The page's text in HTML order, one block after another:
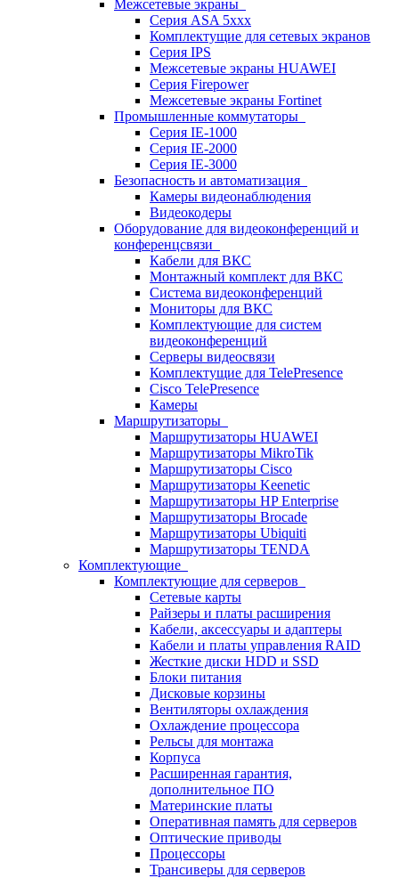
Межсетевые экраны
Серия ASA 5xxx
Комплектущие для сетевых экранов
Серия IPS
Межсетевые экраны HUAWEI
Серия Firepower
Межсетевые экраны Fortinet
Промышленные коммутаторы
Серия IE-1000
Серия IE-2000
Серия IE-3000
Безопасность и автоматизация
Камеры видеонаблюдения
Видеокодеры
Оборудование для видеоконференций и
конференцсвязи
Кабели для ВКС
Монтажный комплект для ВКС
Система видеоконференций
Мониторы для ВКС
Комплектующие для систем
видеоконференций
Серверы видеосвязи
Комплектущие для TelePresence
Cisco TelePresence
Камеры
Маршрутизаторы
Маршрутизаторы HUAWEI
Маршрутизаторы MikroTik
Маршрутизаторы Cisco
Маршрутизаторы Keenetic
Маршрутизаторы HP Enterprise
Маршрутизаторы Brocade
Маршрутизаторы Ubiquiti
Маршрутизаторы TENDA
Комплектующие
Комплектующие для серверов
Сетевые карты
Райзеры и платы расширения
Кабели, аксессуары и адаптеры
Кабели и платы управления RAID
Жесткие диски HDD и SSD
Блоки питания
Дисковые корзины
Вентиляторы охлаждения
Охлаждение процессора
Рельсы для монтажа
Корпуса
Расширенная гарантия,
дополнительное ПО
Материнские платы
Оперативная память для серверов
Оптические приводы
Процессоры
Трансиверы для серверов